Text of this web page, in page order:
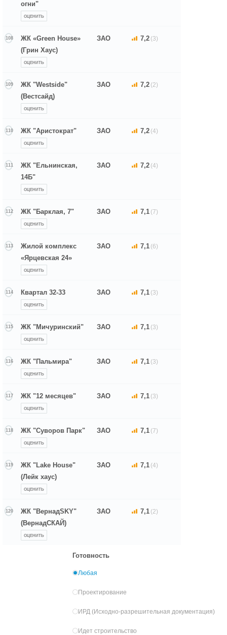
огни"
ОЦЕНИТЬ
108
ЖК «Green House»
(Грин Хаус)
ОЦЕНИТЬ
ЗАО 7,2 (3)
109
ЖК "Westside"
(Вестсайд)
ОЦЕНИТЬ
ЗАО 7,2 (2)
110 ЖК "Аристократ"
ОЦЕНИТЬ
ЗАО 7,2 (4)
111
ЖК "Ельнинская,
14Б"
ОЦЕНИТЬ
ЗАО 7,2 (4)
112 ЖК "Барклая, 7"
ОЦЕНИТЬ
ЗАО 7,1 (7)
113
Жилой комплекс
«Ярцевская 24»
ОЦЕНИТЬ
ЗАО 7,1 (6)
114 Квартал 32-33
ОЦЕНИТЬ
ЗАО 7,1 (3)
115 ЖК "Мичуринский"
ОЦЕНИТЬ
ЗАО 7,1 (3)
116 ЖК "Пальмира"
ОЦЕНИТЬ
ЗАО 7,1 (3)
117 ЖК "12 месяцев"
ОЦЕНИТЬ
ЗАО 7,1 (3)
118 ЖК "Суворов Парк"
ОЦЕНИТЬ
ЗАО 7,1 (7)
119
ЖК "Lake House"
(Лейк хаус)
ОЦЕНИТЬ
ЗАО 7,1 (4)
120
ЖК "ВернадSKY"
(ВернадСКАЙ)
ОЦЕНИТЬ
ЗАО 7,1 (2)
Готовность
Любая
Проектирование
ИРД (Исходно-разрешительная документация)
Идет строительство